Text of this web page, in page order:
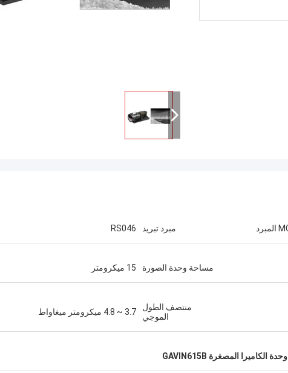
مبرد تبريد RS046
مساحة وحدة الصورة 15 ميكرومتر
منتصف الطول
الموجي
3.7 ~ 4.8 ميكرومتر ميغاواط
وحدة الكاميرا المصغرة GAVIN615B